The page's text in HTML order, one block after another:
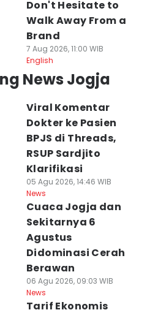
Don't Hesitate to
Walk Away From a
Brand
7 Aug 2026, 11:00 WIB
English
News Jogja
Viral Komentar
Dokter ke Pasien
BPJS di Threads,
RSUP Sardjito
Klarifikasi
05 Agu 2026, 14:46 WIB
News
Cuaca Jogja dan
Sekitarnya 6
Agustus
Didominasi Cerah
Berawan
06 Agu 2026, 09:03 WIB
News
Tarif Ekonomis